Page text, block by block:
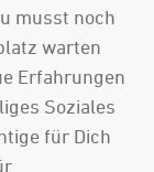
musst noch
warten
Erfahrungen
Soziales
für Dich